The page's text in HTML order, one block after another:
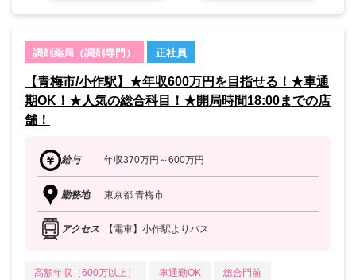
調剤薬局（調剤専門） 正社員
【青梅市/小作駅】★年収600万円を目指せる！★車通
期OK！★人気の総合科目！★開局時間18:00までの店
舗！
給与 年収370万円～600万円
勤務地 東京都 青梅市
アクセス 【電車】小作駅よりバス
高額年収（600万以上） 車通勤OK 総合門前